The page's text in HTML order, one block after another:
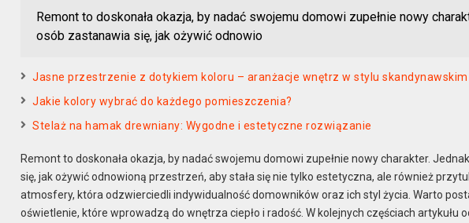
Remont to doskonała okazja, by nadać swojemu domowi zupełnie nowy
osób zastanawia się, jak ożywić odnowio
Jasne przestrzenie z dotykiem koloru – aranżacje wnętrz w stylu skandynawskim
Jakie kolory wybrać do każdego pomieszczenia?
Stelaż na hamak drewniany: Wygodne i estetyczne rozwiązanie
Remont to doskonała okazja, by nadać swojemu domowi zupełnie nowy charakter.
się, jak ożywić odnowioną przestrzeń, aby stała się nie tylko estetyczna, ale również
atmosfery, która odzwierciedli indywidualność domowników oraz ich styl życia. Warto
oświetlenie, które wprowadzą do wnętrza ciepło i radość. W kolejnych częściach artykułu